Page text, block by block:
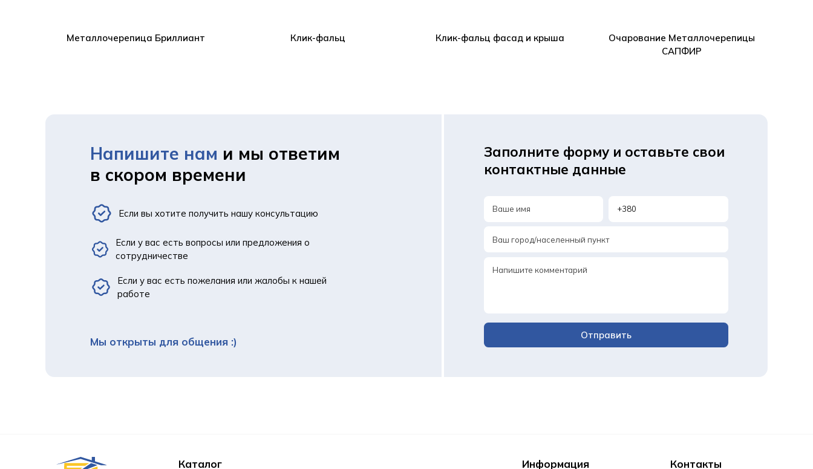
Металлочерепица Бриллиант Клик-фальц Клик-фальц фасад и крыша
Очарование Металлочерепицы
САПФИР
Напишите нам и мы ответим
в скором времени
Если вы хотите получить нашу консультацию
Если у вас есть вопросы или предложения о
сотрудничестве
Если у вас есть пожелания или жалобы к нашей
работе
Мы открыты для общения :)
Заполните форму и оставьте свои
контактные данные
Отправить
Каталог Информация Контакты